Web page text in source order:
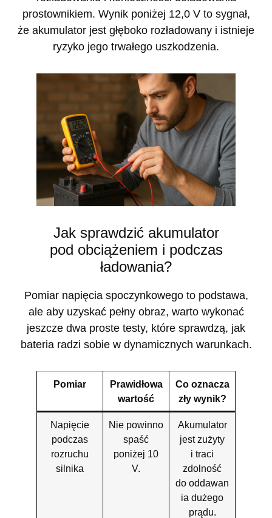
prostownikiem. Wynik poniżej 12,0 V to sygnał,
że akumulator jest głęboko rozładowany i istnieje
ryzyko jego trwałego uszkodzenia.
Jak sprawdzić akumulator
pod obciążeniem i podczas
ładowania?
Pomiar napięcia spoczynkowego to podstawa,
ale aby uzyskać pełny obraz, warto wykonać
jeszcze dwa proste testy, które sprawdzą, jak
bateria radzi sobie w dynamicznych warunkach.
Pomiar
Prawidłowa
wartość
Co oznacza
zły wynik?
Napięcie
podczas
rozruchu
silnika
Nie powinno
spaść
poniżej 10
V.
Akumulator
jest zużyty
i traci
zdolność
do oddawan
ia dużego
prądu.